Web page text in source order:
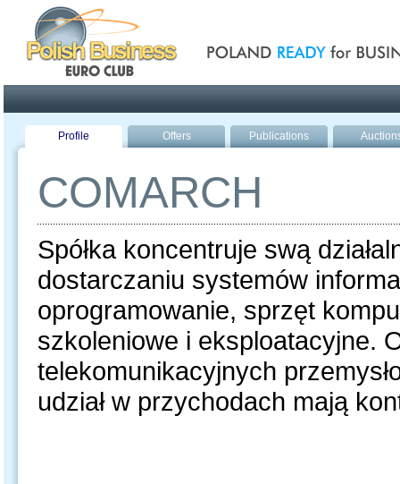
Profile Offers Publications
COMARCH
Spółka koncentruje swą
dostarczaniu systemów
oprogramowanie, sprzęt
szkoleniowe i eksploatacyjne.
telekomunikacyjnych
udział w przychodach mają